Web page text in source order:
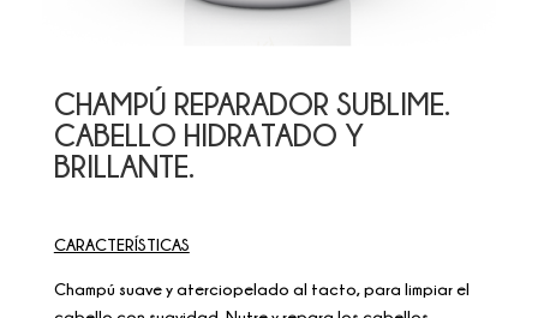
CHAMPÚ REPARADOR SUBLIME.
CABELLO HIDRATADO Y
BRILLANTE.
CARACTERÍSTICAS
Champú suave y aterciopelado al tacto, para limpiar el